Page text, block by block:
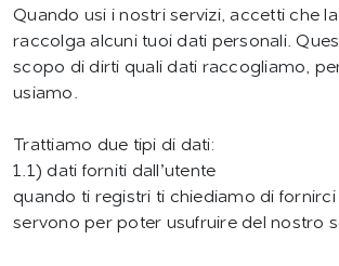
Quando usi i nostri servizi, accetti che
raccolga alcuni tuoi dati personali.
scopo di dirti quali dati raccogliamo,
usiamo.
Trattiamo due tipi di dati:
1.1) dati forniti dall’utente
quando ti registri ti chiediamo di fornirci
servono per poter usufruire del nostro